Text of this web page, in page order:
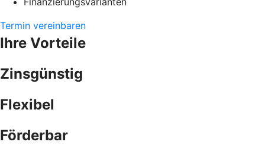
Termin vereinbaren
Ihre Vorteile
Zinsgünstig
Flexibel
Förderbar